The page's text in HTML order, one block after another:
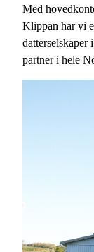
Med
Klippan har vi
partner i hele